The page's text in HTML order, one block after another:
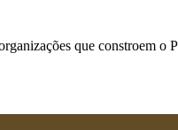
que constroem o